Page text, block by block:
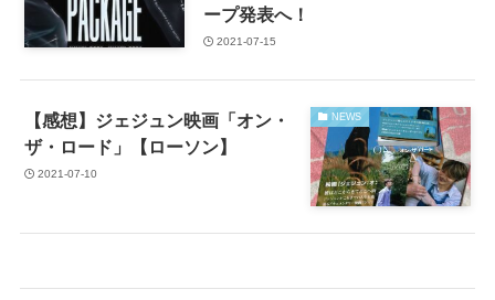
ープ発表へ！
2021-07-15
NEWS
【感想】ジェジュン映画「オン・
ザ・ロード」【ローソン】
2021-07-10